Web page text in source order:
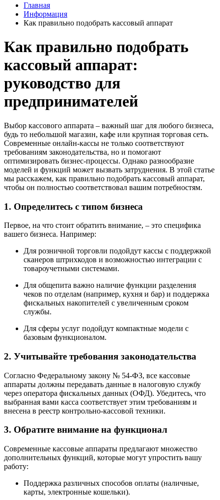
Главная
Информация
Как правильно подобрать кассовый аппарат
Как правильно подобрать
кассовый аппарат:
руководство для
предпринимателей
Выбор кассового аппарата – важный шаг для любого бизнеса,
будь то небольшой магазин, кафе или крупная торговая сеть.
Современные онлайн-кассы не только соответствуют
требованиям законодательства, но и помогают
оптимизировать бизнес-процессы. Однако разнообразие
моделей и функций может вызвать затруднения. В этой статье
мы расскажем, как правильно подобрать кассовый аппарат,
чтобы он полностью соответствовал вашим потребностям.
1. Определитесь с типом бизнеса
Первое, на что стоит обратить внимание, – это специфика
вашего бизнеса. Например:
Для розничной торговли подойдут кассы с поддержкой
сканеров штрихкодов и возможностью интеграции с
товароучетными системами.
Для общепита важно наличие функции разделения
чеков по отделам (например, кухня и бар) и поддержка
фискальных накопителей с увеличенным сроком
службы.
Для сферы услуг подойдут компактные модели с
базовым функционалом.
2. Учитывайте требования законодательства
Согласно Федеральному закону № 54-ФЗ, все кассовые
аппараты должны передавать данные в налоговую службу
через оператора фискальных данных (ОФД). Убедитесь, что
выбранная вами касса соответствует этим требованиям и
внесена в реестр контрольно-кассовой техники.
3. Обратите внимание на функционал
Современные кассовые аппараты предлагают множество
дополнительных функций, которые могут упростить вашу
работу:
Поддержка различных способов оплаты (наличные,
карты, электронные кошельки).